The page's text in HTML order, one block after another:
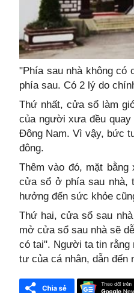
"Phía sau nhà không có
phía sau. Có 2 lý do
Thứ nhất, cửa sổ làm
của người xưa đều
Đông Nam. Vì vậy, bức
đông.
Thêm vào đó, mặt
cửa sổ ở phía sau nhà,
hưởng đến sức khỏe
Thứ hai, cửa sổ sau
mở cửa sổ sau nhà sẽ
có tai". Người ta tin
tư của cá nhân, dẫn đến